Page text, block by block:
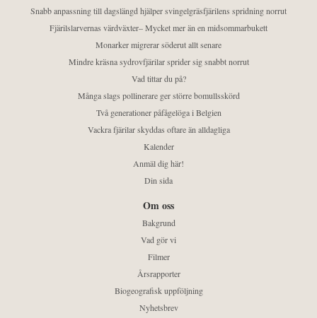
Snabb anpassning till dagslängd hjälper svingelgräsfjärilens spridning norrut
Fjärilslarvernas värdväxter– Mycket mer än en midsommarbukett
Monarker migrerar söderut allt senare
Mindre kräsna sydrovfjärilar sprider sig snabbt norrut
Vad tittar du på?
Många slags pollinerare ger större bomullsskörd
Två generationer påfågelöga i Belgien
Vackra fjärilar skyddas oftare än alldagliga
Kalender
Anmäl dig här!
Din sida
Om oss
Bakgrund
Vad gör vi
Filmer
Årsrapporter
Biogeografisk uppföljning
Nyhetsbrev